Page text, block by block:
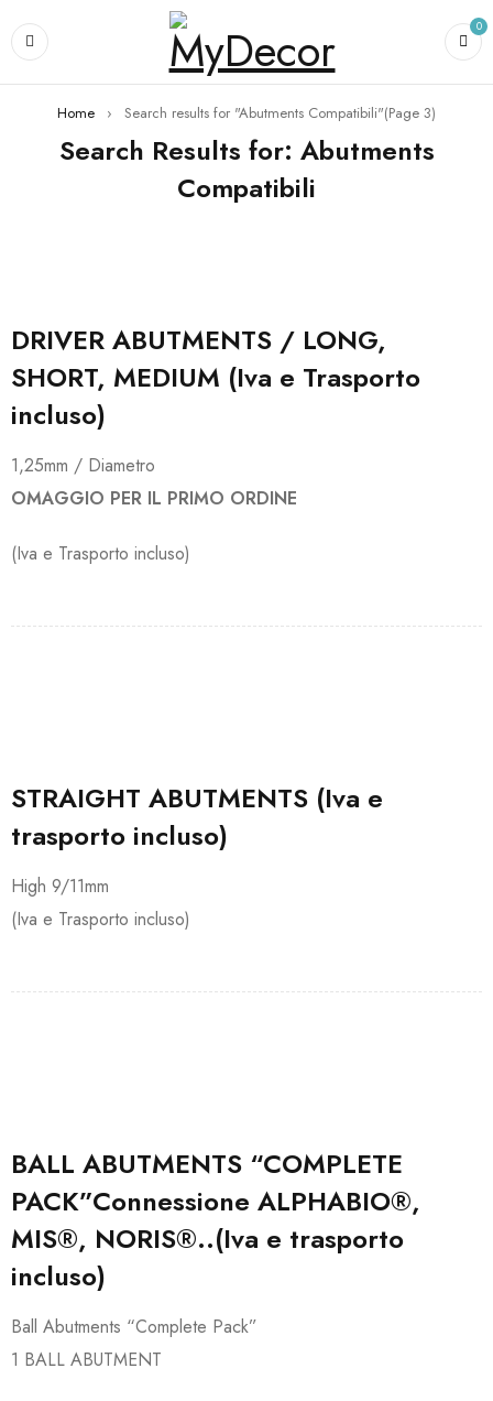
0
Home › Search results for "Abutments Compatibili"(Page 3)
Search Results for: Abutments
Compatibili
DRIVER ABUTMENTS / LONG,
SHORT, MEDIUM (Iva e Trasporto
incluso)
1,25mm / Diametro
OMAGGIO PER IL PRIMO ORDINE
(Iva e Trasporto incluso)
STRAIGHT ABUTMENTS (Iva e
trasporto incluso)
High 9/11mm
(Iva e Trasporto incluso)
BALL ABUTMENTS “COMPLETE
PACK”Connessione ALPHABIO®,
MIS®, NORIS®..(Iva e trasporto
incluso)
Ball Abutments “Complete Pack”
1 BALL ABUTMENT